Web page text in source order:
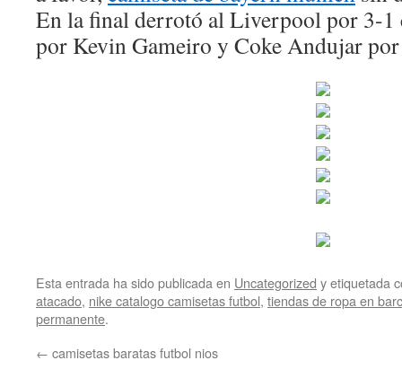
En la final derrotó al Liverpool por 3-1
por Kevin Gameiro y Coke Andujar
Esta entrada ha sido publicada en Uncategorized y etiquetada
atacado, nike catalogo camisetas futbol, tiendas de ropa en
permanente.
← camisetas baratas futbol nios